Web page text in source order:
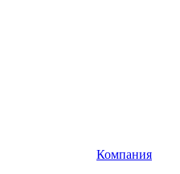
Компания